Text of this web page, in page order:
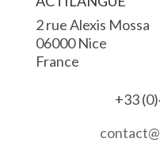
2 rue Alexis Mossa
06000 Nice
France
+33